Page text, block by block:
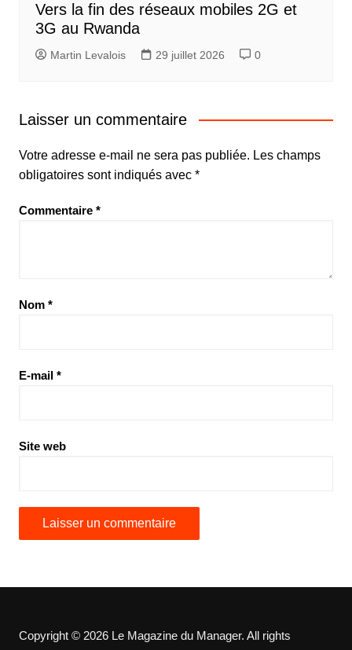
Vers la fin des réseaux mobiles 2G et
3G au Rwanda
Martin Levalois 29 juillet 2026 0
Laisser un commentaire
Votre adresse e-mail ne sera pas publiée. Les champs
obligatoires sont indiqués avec *
Commentaire *
Nom *
E-mail *
Site web
Copyright © 2026 Le Magazine du Manager. All rights